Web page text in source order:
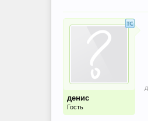
денис
Гость